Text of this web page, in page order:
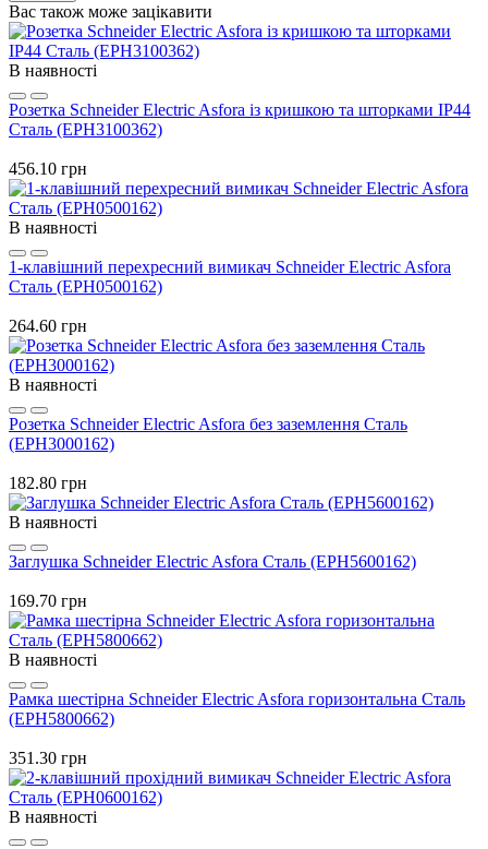
Вас також може зацікавити
В наявності
Розетка Schneider Electric Asfora із кришкою та шторками IP44
Сталь (EPH3100362)
456.10 грн
В наявності
1-клавішний перехресний вимикач Schneider Electric Asfora
Сталь (EPH0500162)
264.60 грн
В наявності
Розетка Schneider Electric Asfora без заземлення Сталь
(EPH3000162)
182.80 грн
В наявності
Заглушка Schneider Electric Asfora Сталь (EPH5600162)
169.70 грн
В наявності
Рамка шестірна Schneider Electric Asfora горизонтальна Сталь
(EPH5800662)
351.30 грн
В наявності